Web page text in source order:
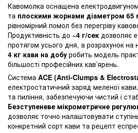
Кавомолка оснащена
та плоскими жорнами діаметром 65
рівномірний помол без перегріву
Продуктивність до ~4 г/сек дозволяє
протягом усього дня, а розрахунок
4 кг кави на добу робить модель
більшості професійних кав’ярень.
Система ACE (Anti-Clumps &
електростатичний заряд меленої кави,
та пиління, забезпечуючи чистий і
Безступеневе мікрометричне
дозволяє точно налаштовувати
конкретний сорт кави та рецепт